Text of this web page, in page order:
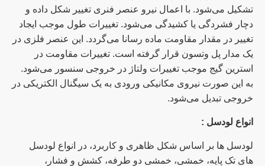
تشکیل می‌شود. با اعمال نیرو عنصر فنری تغییر شکل داده و
دچار فشردگی یا کشیدگی می‌شود. تغییرات طول موجب ایجاد
تغییر در مقدار مقاومت ماده رسانا می‌گردد. این عنصر فلزی در
یک مدار پل وتسون قرار گرفته است. تغییرات مقاومت در
استرین گیج موجب تغییرات ولتاژ در خروجی سنسور می‌شود.
به این صورت نیروی مکانیکی ورودی به یک سیگنال الکتریکی در
خروجی تبدیل می‌شود.
انواع لودسل :
لودسل ها بر اساس شکل ظاهری و کاربرد، در انواع لودسل
های تک پایه، خمشی، خمشی دو طرفه، کشش و فشار،